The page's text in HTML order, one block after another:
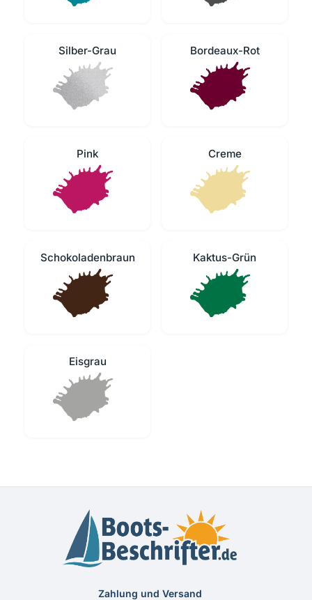
Silber-Grau Bordeaux-Rot
Pink Creme
Schokoladenbraun Kaktus-Grün
Eisgrau
Zahlung und Versand